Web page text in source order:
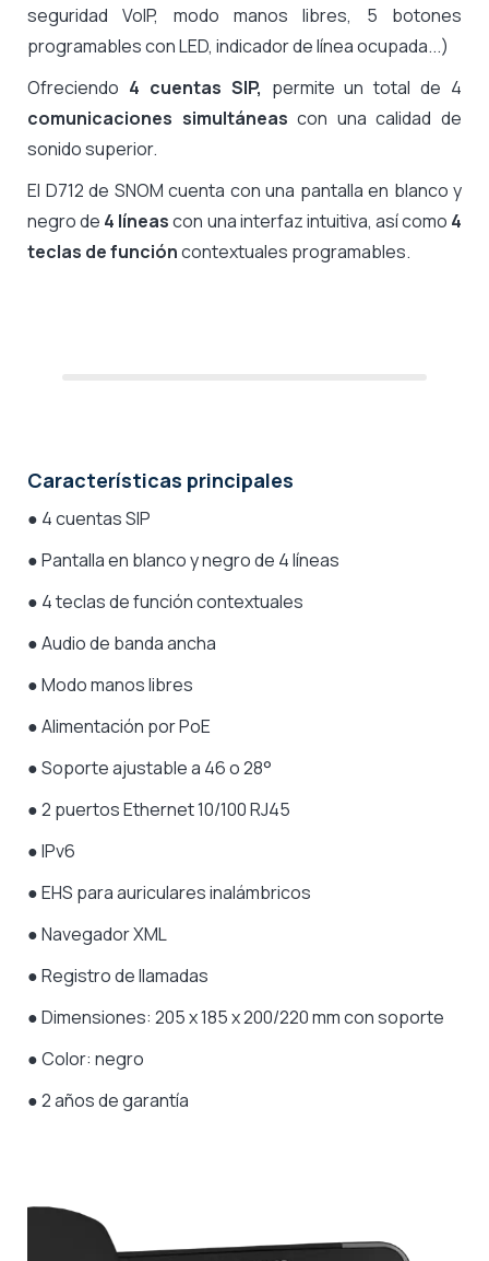
seguridad VoIP, modo manos libres, 5 botones
programables con LED, indicador de línea ocupada...)
Ofreciendo 4 cuentas SIP, permite un total de 4
comunicaciones simultáneas con una calidad de
sonido superior.
El D712 de SNOM cuenta con una pantalla en blanco y
negro de 4 líneascon una interfaz intuitiva, así como 4
teclas de funcióncontextuales programables.
Características principales
● 4 cuentas SIP
● Pantalla en blanco y negro de 4 líneas
● 4 teclas de función contextuales
● Audio de banda ancha
● Modo manos libres
● Alimentación por PoE
● Soporte ajustable a 46 o 28°
● 2 puertos Ethernet 10/100 RJ45
● IPv6
● EHS para auriculares inalámbricos
● Navegador XML
● Registro de llamadas
● Dimensiones: 205 x 185 x 200/220 mm con soporte
●Color: negro
● 2 años de garantía